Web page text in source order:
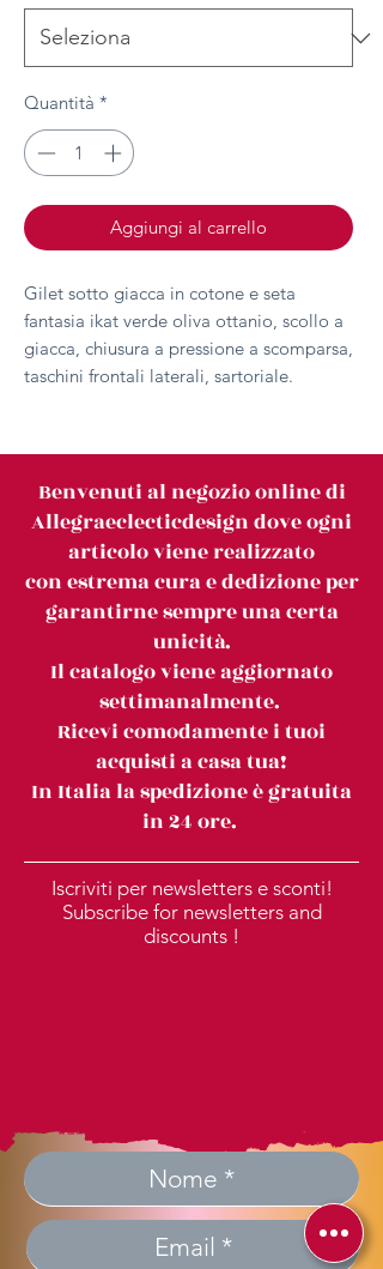
Quantità *
Aggiungi al carrello
Gilet sotto giacca in cotone e seta
fantasia ikat verde oliva ottanio, scollo a
giacca, chiusura a pressione a scomparsa,
taschini frontali laterali, sartoriale.
Benvenuti al negozio online di
Allegraeclecticdesign dove ogni
articolo viene realizzato
con estrema cura e dedizione per
garantirne sempre una certa
unicità.
Il catalogo viene aggiornato
settimanalmente.
Ricevi comodamente i tuoi
acquisti a casa tua!
In Italia la spedizione è gratuita
in 24 ore.
Iscriviti per newsletters e sconti!
Subscribe for newsletters and
discounts !